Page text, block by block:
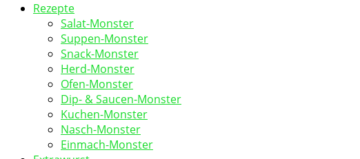
Rezepte
Salat-Monster
Suppen-Monster
Snack-Monster
Herd-Monster
Ofen-Monster
Dip- & Saucen-Monster
Kuchen-Monster
Nasch-Monster
Einmach-Monster